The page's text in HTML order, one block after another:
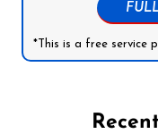
*This is a free service